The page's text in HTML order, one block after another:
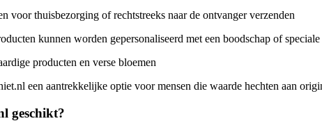
voor thuisbezorging of rechtstreeks naar de ontvanger verzenden
kunnen worden gepersonaliseerd met een boodschap of
producten en verse bloemen
een aantrekkelijke optie voor mensen die waarde hechten aan
geschikt?